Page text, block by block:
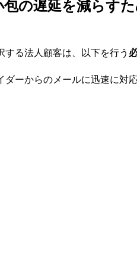
の遅延を減らす
る法人顧客は、以下を行う
ーからのメールに迅速に対応